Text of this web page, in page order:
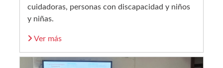
cuidadoras, personas con discapacidad y niños
y niñas.
Ver más